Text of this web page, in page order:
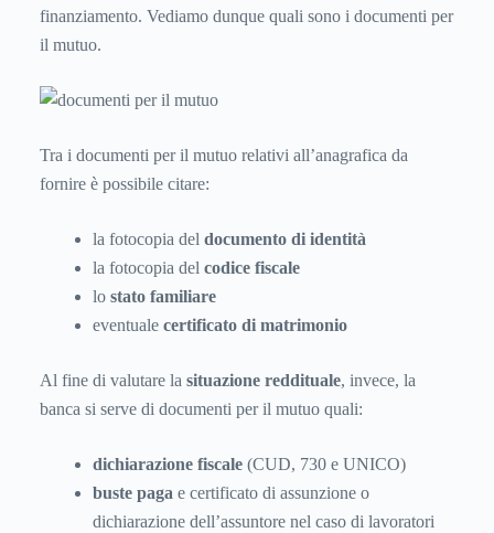
finanziamento. Vediamo dunque quali sono i documenti per
il mutuo.
Tra i documenti per il mutuo relativi all’anagrafica da
fornire è possibile citare:
la fotocopia del documento di identità
la fotocopia del codice fiscale
lo stato familiare
eventuale certificato di matrimonio
Al fine di valutare la situazione reddituale, invece, la
banca si serve di documenti per il mutuo quali:
dichiarazione fiscale (CUD, 730 e UNICO)
buste paga e certificato di assunzione o
dichiarazione dell’assuntore nel caso di lavoratori